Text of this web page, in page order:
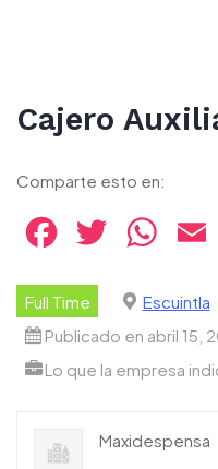
Cajero
Comparte esto en:
Facebook
Twitter
Full Time
Escuintla
Publicado en abril 15,
Lo que la empresa
Maxidespensa